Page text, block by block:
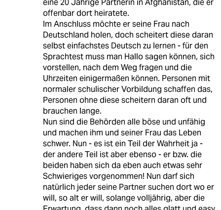
eine 20 Jährige Partnerin in Afghanistan, die er
offenbar dort heiratete.
Im Anschluss möchte er seine Frau nach
Deutschland holen, doch scheitert diese daran
selbst einfachstes Deutsch zu lernen - für den
Sprachtest muss man Hallo sagen können, sich
vorstellen, nach dem Weg fragen und die
Uhrzeiten einigermaßen können. Personen mit
normaler schulischer Vorbildung schaffen das,
Personen ohne diese scheitern daran oft und
brauchen lange.
Nun sind die Behörden alle böse und unfähig
und machen ihm und seiner Frau das Leben
schwer. Nun - es ist ein Teil der Wahrheit ja -
der andere Teil ist aber ebenso - er bzw. die
beiden haben sich da eben auch etwas sehr
Schwieriges vorgenommen! Nun darf sich
natürlich jeder seine Partner suchen dort wo er
will, so alt er will, solange volljährig, aber die